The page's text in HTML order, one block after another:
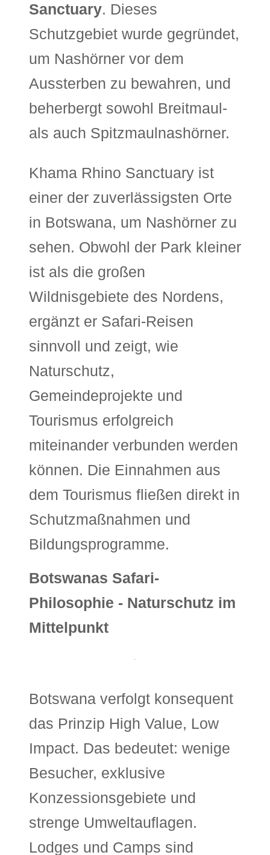
Sanctuary. Dieses
Schutzgebiet wurde gegründet,
um Nashörner vor dem
Aussterben zu bewahren, und
beherbergt sowohl Breitmaul-
als auch Spitzmaulnashörner.
Khama Rhino Sanctuary ist
einer der zuverlässigsten Orte
in Botswana, um Nashörner zu
sehen. Obwohl der Park kleiner
ist als die großen
Wildnisgebiete des Nordens,
ergänzt er Safari-Reisen
sinnvoll und zeigt, wie
Naturschutz,
Gemeindeprojekte und
Tourismus erfolgreich
miteinander verbunden werden
können. Die Einnahmen aus
dem Tourismus fließen direkt in
Schutzmaßnahmen und
Bildungsprogramme.
Botswanas Safari-
Philosophie - Naturschutz im
Mittelpunkt
Botswana verfolgt konsequent
das Prinzip High Value, Low
Impact. Das bedeutet: wenige
Besucher, exklusive
Konzessionsgebiete und
strenge Umweltauflagen.
Lodges und Camps sind